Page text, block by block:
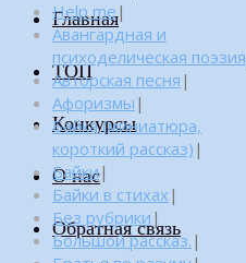
Главная
ТОП
Конкурсы
О нас
Обратная связь
Help me|
Авангардная и
психоделическая поэзия
Авторская песня |
Афоризмы |
Байка (миниатюра,
короткий рассказ) |
Байки|
Байки в стихах |
Без рубрики |
Большой рассказ. |